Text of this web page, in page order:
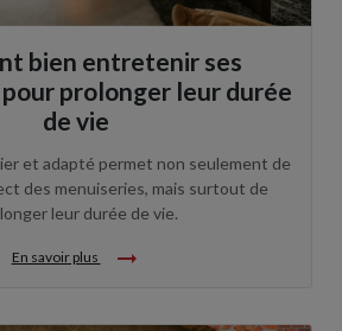
bien entretenir ses
prolonger leur durée
de vie
et adapté permet non seulement de
des menuiseries, mais surtout de
leur durée de vie.
En savoir plus arrow_right_alt